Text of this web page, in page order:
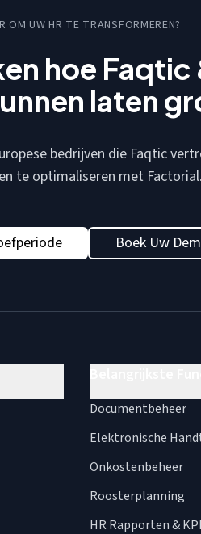
OM UW HR TE TRANSFORMEREN?
hoe
laten
bedrijven die Faqtic
te optimaliseren met Factorial.
Boek Uw
Documentbeheer
Elektronische
Onkostenbeheer
Roosterplanning
HR Rapporten &